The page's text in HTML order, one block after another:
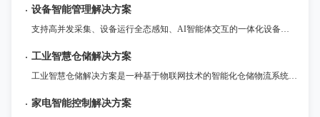
设备智能管理解决方案
支持高并发采集、设备运行全态感知、AI智能体交互的一体化设备智能管理平台，提供资产管理、状态监控、维修保养、远程运维、节能降耗等全场景服务。
工业智慧仓储解决方案
工业智慧仓储解决方案是一种基于物联网技术的智能化仓储物流系统。通过传感器、RFID等技术手段，对物品进行实时监控与管理，再通过智能化的算法，优化仓储储运作流程，提高运营效率和精度。该解决方案适用于各种仓储物流领域，例如零售、电商等行业。
家电智能控制解决方案